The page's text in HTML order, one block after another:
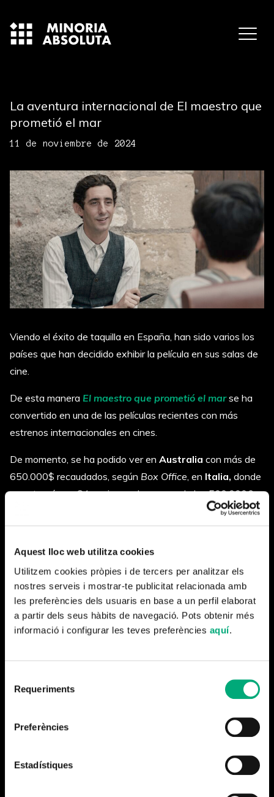
Aquest lloc web utilitza cookies
Utilitzem cookies pròpies i de tercers per analitzar els
nostres serveis i mostrar-te publicitat relacionada amb
les preferències dels usuaris en base a un perfil elaborat
a partir dels seus hàbits de navegació. Pots obtenir més
informació i configurar les teves preferències aquí.
Requeriments
Preferències
Estadístiques
La aventura internacional de El maestro que
prometió el mar
11 de noviembre de 2024
Viendo el éxito de taquilla en España, han sido varios los
países que han decidido exhibir la película en sus salas de
cine.
De esta manera El maestro que prometió el marse ha
convertido en una de las películas recientes con más
estrenos internacionales en cines.
De momento, se ha podido ver en Australia con más de
650.000$ recaudados, según Box Office , en Italia, donde
se estrenó con 84 copias, ya ha superado los 500.000€
Taiwán,
RumaniayRusiay en breve se podrá ver en los cines de
Más noticias